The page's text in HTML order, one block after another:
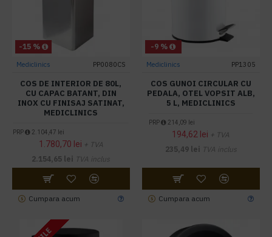
-15 %
Mediclinics PP0080CS
COS DE INTERIOR DE 80L,
CU CAPAC BATANT, DIN
INOX CU FINISAJ SATINAT,
MEDICLINICS
PRP 2.104,47 lei
1.780,70 lei + TVA
2.154,65 lei TVA inclus
Cumpara acum
-9 %
Mediclinics PP1305
COS GUNOI CIRCULAR CU
PEDALA, OTEL VOPSIT ALB,
5 L, MEDICLINICS
PRP 214,09 lei
194,62 lei + TVA
235,49 lei TVA inclus
Cumpara acum